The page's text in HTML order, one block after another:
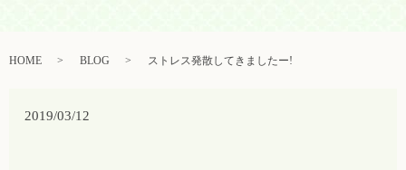
HOME BLOG ストレス発散してきましたー!
2019/03/12